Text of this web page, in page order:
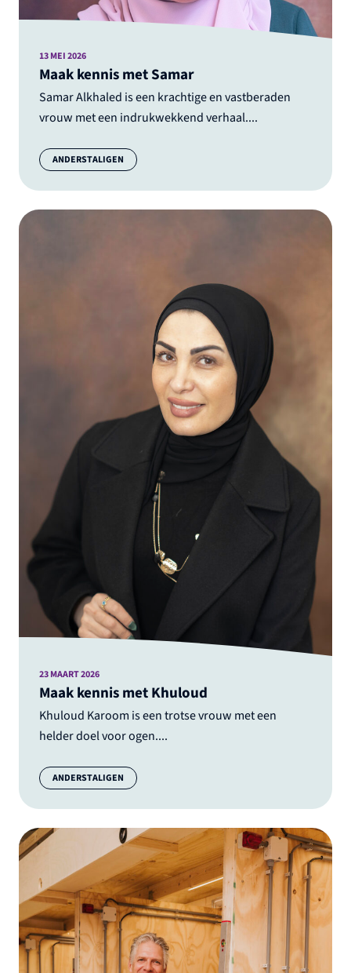
Maak kennis met Samar
Samar Alkhaled is een krachtige en vastberaden
vrouw met een indrukwekkend verhaal....
13 MEI 2026
Categorie:
ANDERSTALIGEN
Maak kennis met Khuloud
Khuloud Karoom is een trotse vrouw met een
helder doel voor ogen....
23 MAART 2026
Categorie:
ANDERSTALIGEN